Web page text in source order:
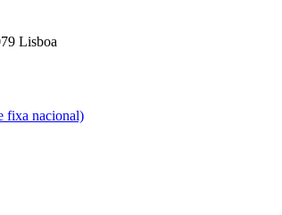
Lisboa
fixa nacional)